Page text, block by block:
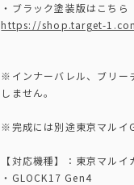
・ブラック塗装版はこちら
https://shop.target-
※インナーバレル、ブリー
しません。
※完成には別途東京マルイ
【対応機種】：東京マル
・GLOCK17 Gen4